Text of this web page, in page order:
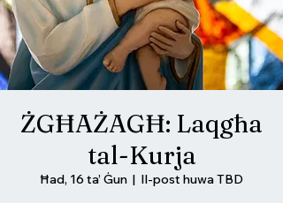
ŻGĦAŻAGĦ: Laqgħa
tal-Kurja
Ħad, 16 ta’ Ġun
  |
Il-post huwa TBD